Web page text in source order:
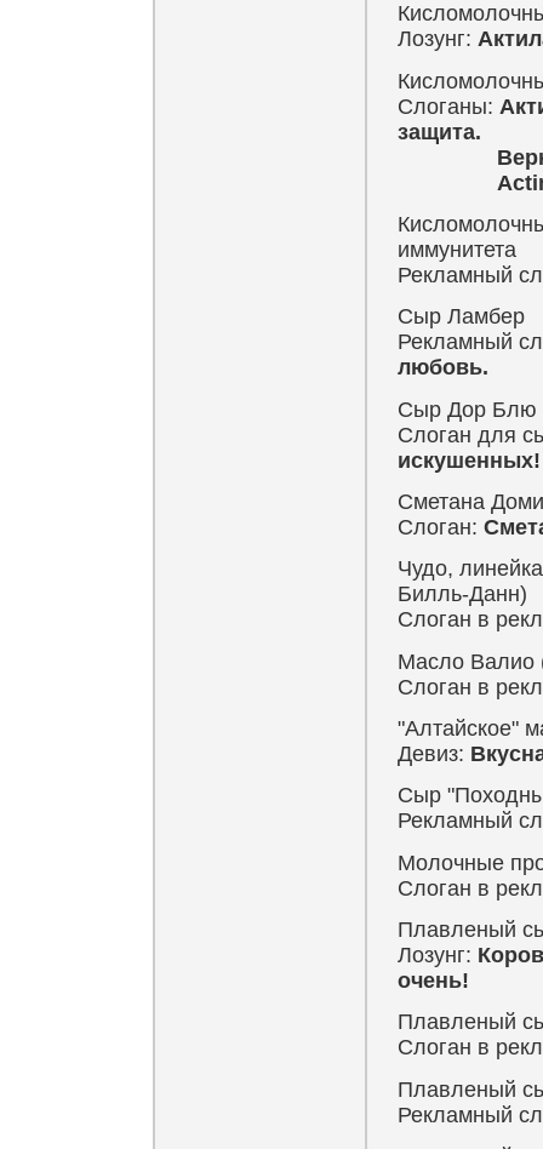
Лозунг:
Слоганы:
защита.
Верный
Actimel.
иммунитета
Рекламный
Сыр Ламбер
Рекламный
любовь.
Сыр Дор Блю
Слоган для
искушенных!
Сметана
Слоган:
Чудо,
Билль-Данн)
Слоган в
Масло Валио
Слоган в
"Алтайское"
Девиз:
Сыр
Рекламный
Молочные
Слоган в
Плавленый
Лозунг:
очень!
Плавленый
Слоган в
Плавленый
Рекламный